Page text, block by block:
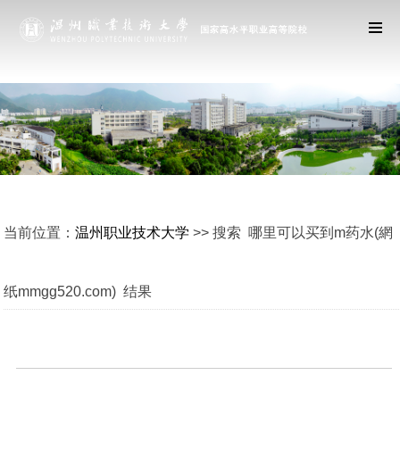
当前位置：温州职业技术大学 >> 搜索 哪里可以买到m药水(網
纸mmgg520.com) 结果